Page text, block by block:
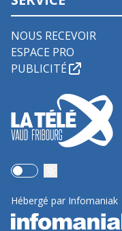
NOUS RECEVOIR
ESPACE PRO
PUBLICITÉ
Use setting
Hébergé par Infomaniak